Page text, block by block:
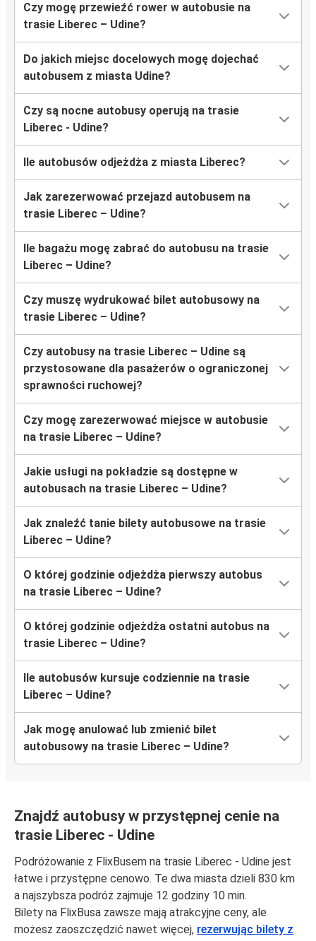
Czy mogę przewieźć rower w autobusie na
trasie Liberec – Udine?
Do jakich miejsc docelowych mogę dojechać
autobusem z miasta Udine?
Czy są nocne autobusy operują na trasie
Liberec - Udine?
Ile autobusów odjeżdża z miasta Liberec?
Jak zarezerwować przejazd autobusem na
trasie Liberec – Udine?
Ile bagażu mogę zabrać do autobusu na trasie
Liberec – Udine?
Czy muszę wydrukować bilet autobusowy na
trasie Liberec – Udine?
Czy autobusy na trasie Liberec – Udine są
przystosowane dla pasażerów o ograniczonej
sprawności ruchowej?
Czy mogę zarezerwować miejsce w autobusie
na trasie Liberec – Udine?
Jakie usługi na pokładzie są dostępne w
autobusach na trasie Liberec – Udine?
Jak znaleźć tanie bilety autobusowe na trasie
Liberec – Udine?
O której godzinie odjeżdża pierwszy autobus
na trasie Liberec – Udine?
O której godzinie odjeżdża ostatni autobus na
trasie Liberec – Udine?
Ile autobusów kursuje codziennie na trasie
Liberec – Udine?
Jak mogę anulować lub zmienić bilet
autobusowy na trasie Liberec – Udine?
Znajdź autobusy w przystępnej cenie na
trasie Liberec - Udine
Podróżowanie z FlixBusem na trasie Liberec - Udine jest
łatwe i przystępne cenowo. Te dwa miasta dzieli 830 km
a najszybsza podróż zajmuje 12 godziny 10 min.
Bilety na FlixBusa zawsze mają atrakcyjne ceny, ale
możesz zaoszczędzić nawet więcej, rezerwując bilety z